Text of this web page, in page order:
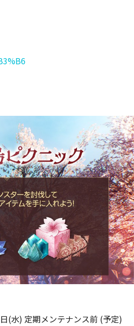
(水) 定期メンテナンス前 (予定)